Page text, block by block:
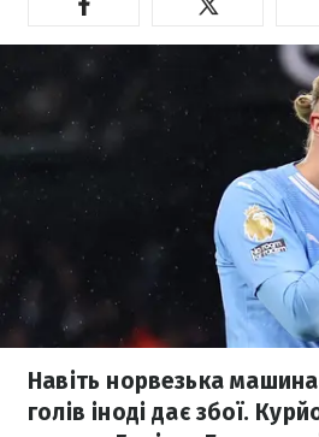
Навіть норвезька
голів іноді дає збої.